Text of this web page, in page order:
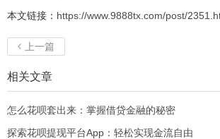
本文链接： https://www.9888tx.com/post/
 上一篇
相关文章
怎么花呗套出来：掌握借贷金融的秘密
探索花呗提现平台App：轻松实现金流自由